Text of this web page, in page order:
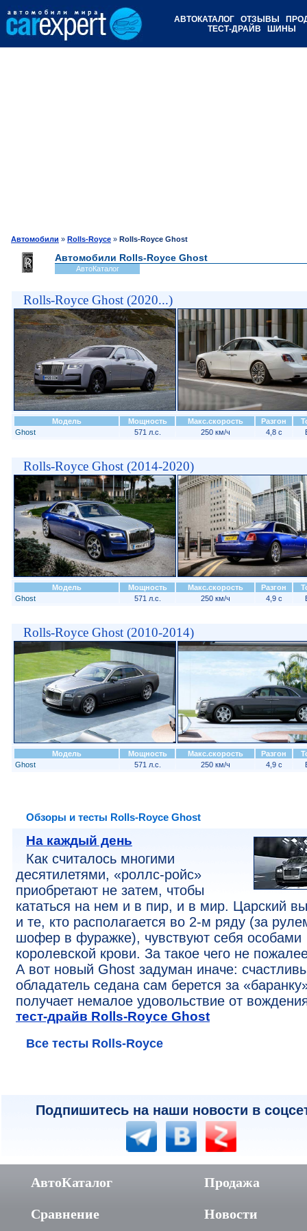
АВТОКАТАЛОГ ОТЗЫВЫ
ТЕСТ-ДРАЙВ
ШИНЫ
Автомобили » Rolls-Royce » Rolls-Royce Ghost
Автомобили Rolls-Royce Ghost
АвтоКаталог
Rolls-Royce Ghost (2020...)
Модель Мощность Макс.скорость Разгон
Ghost
571 л.с. 250 км/ч 4,8 с
Rolls-Royce Ghost (2014-2020)
Модель Мощность Макс.скорость Разгон
Ghost
571 л.с. 250 км/ч 4,9 с
Rolls-Royce Ghost (2010-2014)
Модель Мощность Макс.скорость Разгон
Ghost
571 л.с. 250 км/ч 4,9 с
Обзоры и тесты Rolls-Royce Ghost
На каждый день
Как считалось многими
десятилетями, «роллс-ройс»
приобретают не затем, чтобы
кататься на нем и в пир, и в мир. Царский
и те, кто располагается во 2-м ряду (за
шофер в фуражке), чувствуют себя особами
королевской крови. За такое чего не
А вот новый Ghost задуман иначе:
обладатель седана сам берется за
получает немалое удовольствие от
тест-драйв Rolls-Royce Ghost
Все тесты Rolls-Royce
Подпишитесь на наши новости в
АвтоКаталог
Сравнение
Продажа
Новости